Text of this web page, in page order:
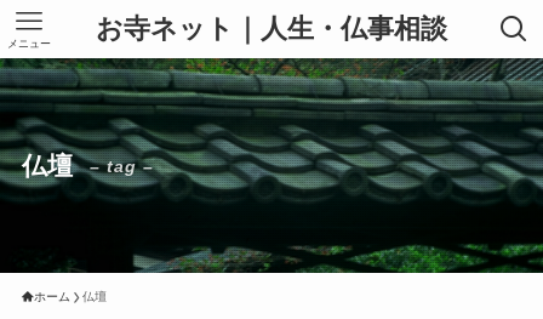
お寺ネット｜人生・仏事相談
メニュー
仏壇 – tag –
ホーム 仏壇